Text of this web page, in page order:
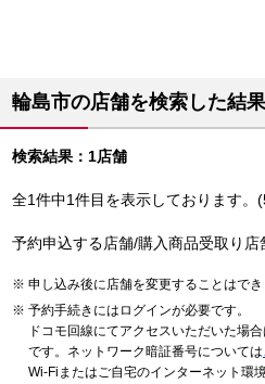
輪島市の店舗を検索した結
検索結果：1店舗
全1件中1件目を表示しております。
予約申込する店舗/購入商品受取り店
申し込み後に店舗を変更することはでき
予約手続きにはログインが必要です。
ドコモ回線にてアクセスいただいた場
です。ネットワーク暗証番号については
Wi-Fiまたはご自宅のインターネット環